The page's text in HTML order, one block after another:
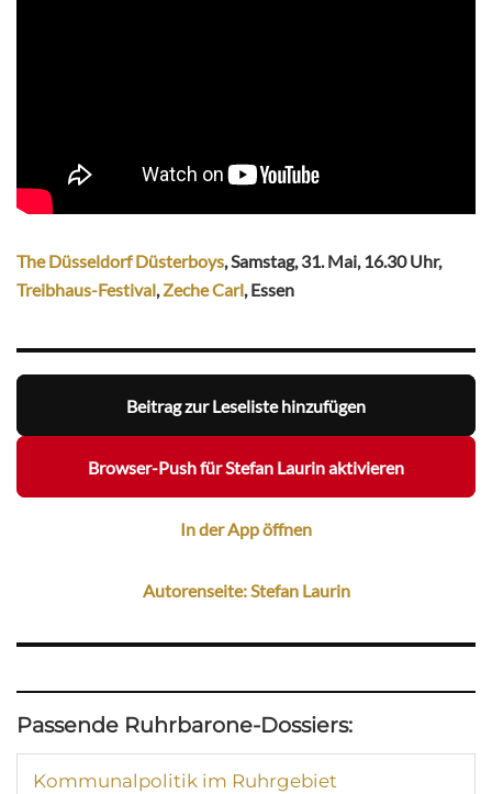
The Düsseldorf Düsterboys, Samstag, 31. Mai, 16.30 Uhr,
Treibhaus-Festival,Zeche Carl, Essen
Beitrag zur Leseliste hinzufügen
Browser-Push für Stefan Laurin aktivieren
In der App öffnen
Autorenseite: Stefan Laurin
Passende Ruhrbarone-Dossiers:
Kommunalpolitik im Ruhrgebiet